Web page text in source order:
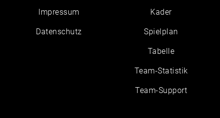
Impressum
Daten­schutz
Kader
Spielplan
Tabelle
Team-Statistik
Team-Support